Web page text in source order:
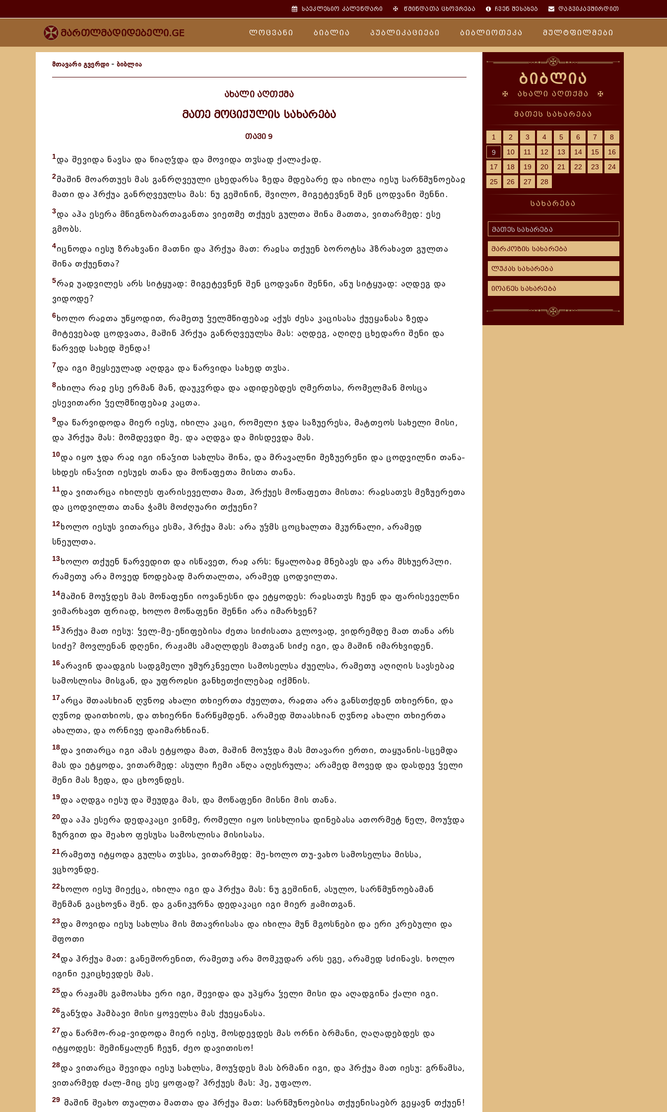
საეკლესიო კალენდარი ✠წმინდათა ცხოვრება ჩვენ შესახებ დაგვიკავშირდით
მართლმადიდებელი.GE ლოცვანი ბიბლია პუბლიკაციები ბიბლიოთეკა მულტფილმები
მთავარი გვერდი - ბიბლია
ახალი აღთქმა
მათე მოციქულის სახარება
თავი 9
1და შევიდა ნავსა და წიაღჴდა და მოვიდა თჳსად ქალაქად.
2მაშინ მოართუეს მას განრღვეული ცხედარსა ზედა მდებარე და იხილა იესუ სარწმუნოებაჲ
მათი და ჰრქუა განრღვეულსა მას: ნუ გეშინინ, შვილო, მიგეტევნენ შენ ცოდვანი შენნი.
3და აჰა ესერა მწიგნობართაგანთა ვიეთმე თქუეს გულთა შინა მათთა, ვითარმედ: ესე
გმობს.
4იცნოდა იესუ ზრახვანი მათნი და ჰრქუა მათ: რაჲსა თქუენ ბოროტსა ჰზრახავთ გულთა
შინა თქუენთა?
5რაჲ უადვილეს არს სიტყუად: მიგეტევნენ შენ ცოდვანი შენნი, ანუ სიტყუად: აღდეგ და
ვიდოდე?
6ხოლო რაჲთა უწყოდით, რამეთუ ჴელმწიფებაჲ აქუს ძესა კაცისასა ქუეყანასა ზედა
მიტევებად ცოდვათა, მაშინ ჰრქუა განრღვეულსა მას: აღდეგ, აღიღე ცხედარი შენი და
წარვედ სახედ შენდა!
7და იგი მეყსეულად აღდგა და წარვიდა სახედ თჳსა.
8იხილა რაჲ ესე ერმან მან, დაუკჳრდა და ადიდებდეს ღმერთსა, რომელმან მოსცა
ესევითარი ჴელმწიფებაჲ კაცთა.
9და წარვიდოდა მიერ იესუ, იხილა კაცი, რომელი ჯდა საზუერესა, მატთეოს სახელი მისი,
და ჰრქუა მას: მომდევდი მე. და აღდგა და მისდევდა მას.
10და იყო ჯდა რაჲ იგი ინაჴით სახლსა შინა, და მრავალნი მეზუერენი და ცოდვილნი თანა-
სხდეს ინაჴით იესუჲს თანა და მოწაფეთა მისთა თანა.
11და ვითარცა იხილეს ფარისეველთა მათ, ჰრქუეს მოწაფეთა მისთა: რაჲსათჳს მეზუერეთა
და ცოდვილთა თანა ჭამს მოძღუარი თქუენი?
12ხოლო იესუს ვითარცა ესმა, ჰრქუა მას: არა უჴმს ცოცხალთა მკურნალი, არამედ
სნეულთა.
13ხოლო თქუენ წარვედით და ისწავეთ, რაჲ არს: წყალობაჲ მნებავს და არა მსხუერპლი.
რამეთუ არა მოვედ წოდებად მართალთა, არამედ ცოდვილთა.
14მაშინ მოუჴდეს მას მოწაფენი იოვანესნი და ეტყოდეს: რაჲსათჳს ჩუენ და ფარისეველნი
ვიმარხავთ ფრიად, ხოლო მოწაფენი შენნი არა იმარხვენ?
15ჰრქუა მათ იესუ: ჴელ-მე-ეწიფებისა ძეთა სიძისათა გლოვად, ვიდრემდე მათ თანა არს
სიძე? მოვლენან დღენი, რაჟამს ამაღლდეს მათგან სიძე იგი, და მაშინ იმარხვიდენ.
16არავინ დაადგის სადგმელი უმურკნველი სამოსელსა ძუელსა, რამეთუ აღიღის სავსებაჲ
სამოსლისა მისგან, და უფროჲსი განხეთქილებაჲ იქმნის.
17არცა შთაასხიან ღჳნოჲ ახალი თხიერთა ძუელთა, რაჲთა არა განსთქდენ თხიერნი, და
ღჳნოჲ დაითხიოს, და თხიერნი წარწყმდენ. არამედ შთაასხიან ღჳნოჲ ახალი თხიერთა
ახალთა, და ორნივე დაიმარხნიან.
18და ვითარცა იგი ამას ეტყოდა მათ, მაშინ მოუჴდა მას მთავარი ერთი, თაყუანის-სცემდა
მას და ეტყოდა, ვითარმედ: ასული ჩემი აწღა აღესრულა; არამედ მოვედ და დასდევ ჴელი
შენი მას ზედა, და ცხოვნდეს.
19და აღდგა იესუ და შეუდგა მას, და მოწაფენი მისნი მის თანა.
20და აჰა ესერა დედაკაცი ვინმე, რომელი იყო სისხლისა დინებასა ათორმეტ წელ, მოუჴდა
ზურგით და შეახო ფესუსა სამოსლისა მისისასა.
21რამეთუ იტყოდა გულსა თჳსსა, ვითარმედ: შე-ხოლო თუ-ვახო სამოსელსა მისსა,
ვცხოვნდე.
22ხოლო იესუ მიექცა, იხილა იგი და ჰრქუა მას: ნუ გეშინინ, ასულო, სარწმუნოებამან
შენმან გაცხოვნა შენ. და განიკურნა დედაკაცი იგი მიერ ჟამითგან.
23და მოვიდა იესუ სახლსა მის მთავრისასა და იხილა მუნ მგოსნები და ერი კრებული და
შფოთი
24და ჰრქუა მათ: განეშორენით, რამეთუ არა მომკუდარ არს ეგე, არამედ სძინავს. ხოლო
იგინი ეკიცხევდეს მას.
25და რაჟამს გამოასხა ერი იგი, შევიდა და უპყრა ჴელი მისი და აღადგინა ქალი იგი.
26განჴდა ჰამბავი მისი ყოველსა მას ქუეყანასა.
27და წარმო-რაჲ-ვიდოდა მიერ იესუ, მოსდევდეს მას ორნი ბრმანი, ღაღადებდეს და
იტყოდეს: შემიწყალენ ჩეუნ, ძეო დავითისო!
28და ვითარცა შევიდა იესუ სახლსა, მოუჴდეს მას ბრმანი იგი, და ჰრქუა მათ იესუ: გრწამსა,
ვითარმედ ძალ-მიც ესე ყოფად? ჰრქუეს მას: ჰე, უფალო.
29 მაშინ შეახო თუალთა მათთა და ჰრქუა მათ: სარწმუნოებისა თქუენისაებრ გეყავნ თქუენ!
ბიბლია
✠ ახალი აღთქმა ✠
მათეს სახარება
1 2 3 4 5 6 7
8
9
10 11 12 13 14 15
16
17
18 19 20 21 22 23
24
25
26 27 28
სახარება
მათეს სახარება
მარკოზის სახარება
ლუკას სახარება
იოანეს სახარება